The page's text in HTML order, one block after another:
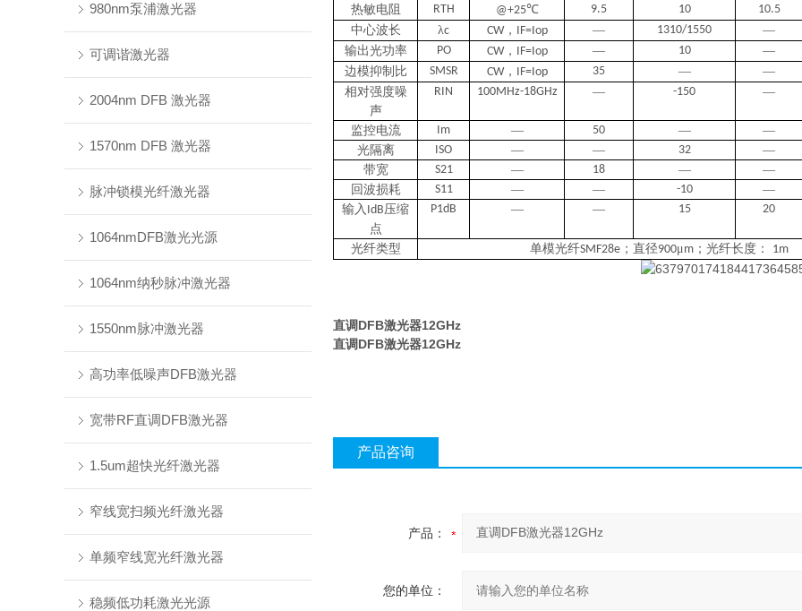
980nm泵浦激光器
可调谐激光器
2004nm DFB 激光器
1570nm DFB 激光器
脉冲锁模光纤激光器
1064nmDFB激光光源
1064nm纳秒脉冲激光器
1550nm脉冲激光器
高功率低噪声DFB激光器
宽带RF直调DFB激光器
1.5um超快光纤激光器
窄线宽扫频光纤激光器
单频窄线宽光纤激光器
稳频低功耗激光光源
热敏电阻
RTH @+25℃ 9.5 10
10.5
中心波长
λc CW， IF=Iop — 1310/1550
—
输出光功率
PO CW， IF=Iop — 10
—
边模抑制比
SMSR CW， IF=Iop 35 —
—
相对强度噪
声
RIN 100MHz-18GHz — -150 —
监控电流 Im — 50 —
—
光隔离
ISO — — 32
—
带宽
S21 — 18 —
—
回波损耗
S11 — — -10
—
输入 IdB压缩
点
P1dB — — 15 20
光纤类型 单模光纤SMF28e ；直径900μm ；光纤长度： 1m
直调DFB激光器12GHz
直调DFB激光器12GHz
产品咨询
产品：
您的单位：